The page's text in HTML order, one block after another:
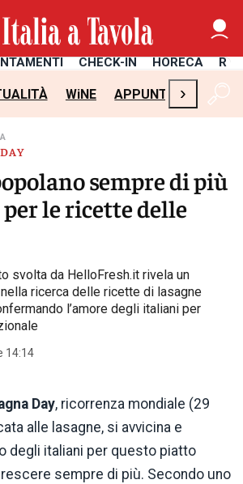
CHECK-IN HORECA
WiNE APPUNTAMENTI
›
sempre di più
le ricette delle
svolta da HelloFresh.it rivela un
ricerca delle ricette di lasagne
l’amore degli italiani per
14:14
Day, ricorrenza mondiale (29
alle lasagne, si avvicina e
degli italiani per questo piatto
sempre di più. Secondo uno